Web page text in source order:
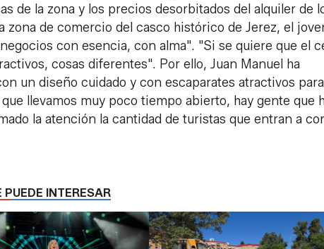
de la zona y los precios desorbitados del alquiler de
zona de comercio del casco histórico de Jerez, el
con esencia, con alma". "Si se quiere que el
cosas diferentes". Por ello, Juan Manuel ha
un diseño cuidado y con escaparates atractivos para
llevamos muy poco tiempo abierto, hay gente que
la atención la cantidad de turistas que entran a
PUEDE INTERESAR